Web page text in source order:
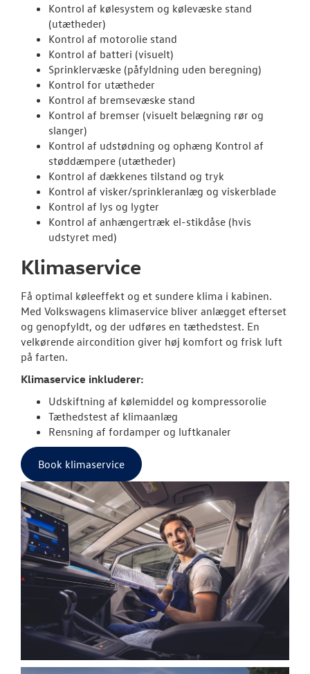
Kontrol af kølesystem og kølevæske stand
(utætheder)
Kontrol af motorolie stand
Kontrol af batteri (visuelt)
Sprinklervæske (påfyldning uden beregning)
Kontrol for utætheder
Kontrol af bremsevæske stand
Kontrol af bremser (visuelt belægning rør og
slanger)
Kontrol af udstødning og ophæng Kontrol af
støddæmpere (utætheder)
Kontrol af dækkenes tilstand og tryk
Kontrol af visker/sprinkleranlæg og viskerblade
Kontrol af lys og lygter
Kontrol af anhængertræk el-stikdåse (hvis
udstyret med)
Klimaservice
Få optimal køleeffekt og et sundere klima i kabinen.
Med Volkswagens klimaservice bliver anlægget efterset
og genopfyldt, og der udføres en tæthedstest. En
velkørende aircondition giver høj komfort og frisk luft
på farten.
Klimaservice inkluderer:
Udskiftning af kølemiddel og kompressorolie
Tæthedstest af klimaanlæg
Rensning af fordamper og luftkanaler
Book klimaservice